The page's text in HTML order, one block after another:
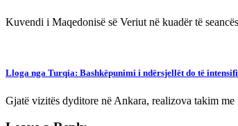
Kuvendi i Maqedonisë së Veriut në kuadër të
Lloga nga Turqia: Bashkëpunimi i ndërsjellët do të
Gjatë vizitës dyditore në Ankara, realizova takim